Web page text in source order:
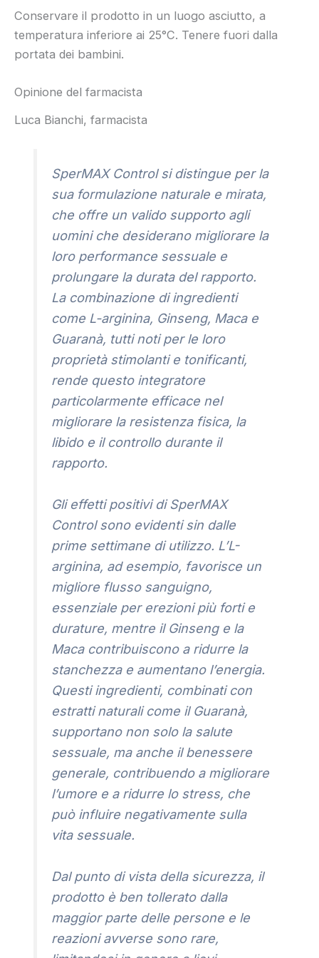
Conservare il prodotto in un luogo asciutto, a
temperatura inferiore ai 25°C. Tenere fuori dalla
portata dei bambini.
Opinione del farmacista
Luca Bianchi, farmacista
SperMAX Control si distingue per la
sua formulazione naturale e mirata,
che offre un valido supporto agli
uomini che desiderano migliorare la
loro performance sessuale e
prolungare la durata del rapporto.
La combinazione di ingredienti
come L-arginina, Ginseng, Maca e
Guaranà, tutti noti per le loro
proprietà stimolanti e tonificanti,
rende questo integratore
particolarmente efficace nel
migliorare la resistenza fisica, la
libido e il controllo durante il
rapporto.
Gli effetti positivi di SperMAX
Control sono evidenti sin dalle
prime settimane di utilizzo. L’L-
arginina, ad esempio, favorisce un
migliore flusso sanguigno,
essenziale per erezioni più forti e
durature, mentre il Ginseng e la
Maca contribuiscono a ridurre la
stanchezza e aumentano l’energia.
Questi ingredienti, combinati con
estratti naturali come il Guaranà,
supportano non solo la salute
sessuale, ma anche il benessere
generale, contribuendo a migliorare
l’umore e a ridurre lo stress, che
può influire negativamente sulla
vita sessuale.
Dal punto di vista della sicurezza, il
prodotto è ben tollerato dalla
maggior parte delle persone e le
reazioni avverse sono rare,